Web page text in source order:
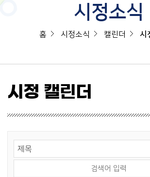
시정소식
홈 시정소식 캘린더 시
시정 캘린더